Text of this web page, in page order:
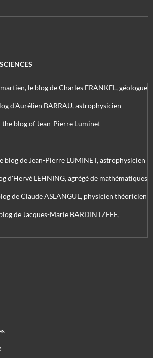
le blog de Charles FRANKEL, géologue
d'Aurélien BARRAU, astrophysicien
the blog of Jean-Pierre Luminet
blog de Jean-Pierre LUMINET, astrophysicien
d'Hervé LEHNING, agrégé de mathématiques
de Claude ASLANGUL, physicien théoricien
de Jacques-Marie BARDINTZEFF,